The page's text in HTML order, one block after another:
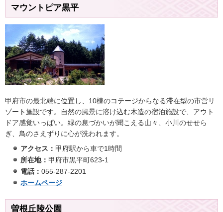
マウントピア黒平
甲府市の最北端に位置し、10棟のコテージからなる滞在型の市営リ
ゾート施設です。自然の風景に溶け込む木造の宿泊施設で、アウト
ドア感覚いっぱい。緑の息づかいが聞こえる山々、小川のせせら
ぎ、鳥のさえずりに心が洗われます。
アクセス： 甲府駅から車で1時間
所在地： 甲府市黒平町623-1
電話： 055-287-2201
ホームページ
曽根丘陵公園